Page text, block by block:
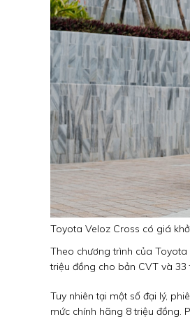
Toyota Veloz Cross có giá
Theo chương trình của
triệu đồng cho bản CVT và
Tuy nhiên tại một số đại lý,
mức chính hãng 8 triệu đồng.